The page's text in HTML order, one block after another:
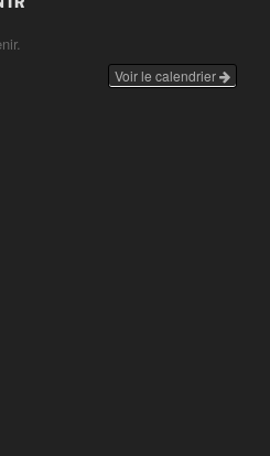
Voir le calendrier